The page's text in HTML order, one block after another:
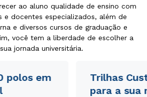
ao aluno qualidade de ensino com
e docentes especializados, além de
e diversos cursos de graduação e
você tem a liberdade de escolher a
jornada universitária.
polos em
Trilhas
para a sua
fácil